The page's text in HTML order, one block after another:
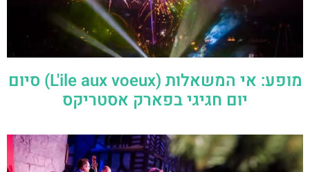
מופע: אי המשאלות (L'ile aux voeux) סיום
יום חגיגי בפארק אסטריקס